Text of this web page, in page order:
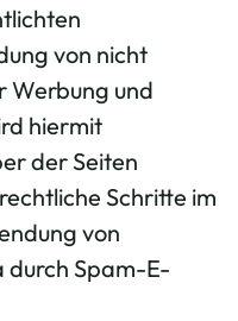
von nicht
Werbung und
hiermit
der Seiten
Schritte im
von
Spam-E-